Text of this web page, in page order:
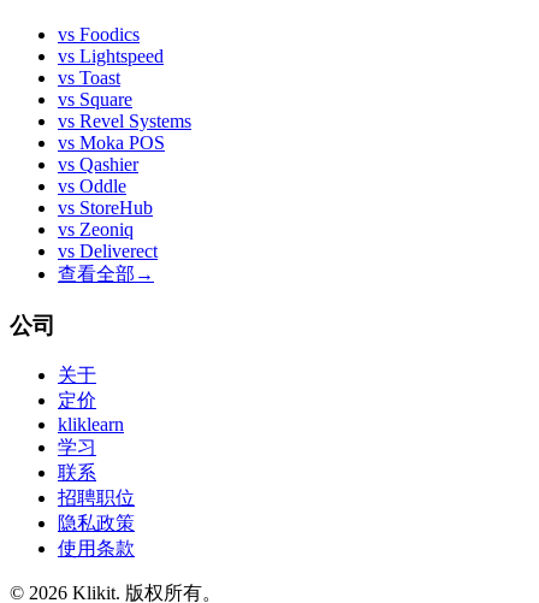
vs Foodics
vs Lightspeed
vs Toast
vs Square
vs Revel Systems
vs Moka POS
vs Qashier
vs Oddle
vs StoreHub
vs Zeoniq
vs Deliverect
查看全部 →
公司
关于
定价
kliklearn
学习
联系
招聘职位
隐私政策
使用条款
© 2026 Klikit. 版权所有。